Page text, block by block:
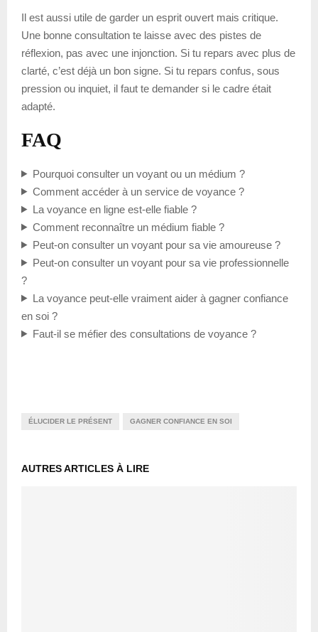
Il est aussi utile de garder un esprit ouvert mais critique.
Une bonne consultation te laisse avec des pistes de
réflexion, pas avec une injonction. Si tu repars avec plus de
clarté, c’est déjà un bon signe. Si tu repars confus, sous
pression ou inquiet, il faut te demander si le cadre était
adapté.
FAQ
Pourquoi consulter un voyant ou un médium ?
Comment accéder à un service de voyance ?
La voyance en ligne est-elle fiable ?
Comment reconnaître un médium fiable ?
Peut-on consulter un voyant pour sa vie amoureuse ?
Peut-on consulter un voyant pour sa vie professionnelle
?
La voyance peut-elle vraiment aider à gagner confiance
en soi ?
Faut-il se méfier des consultations de voyance ?
ÉLUCIDER LE PRÉSENT GAGNER CONFIANCE EN SOI
AUTRES ARTICLES À LIRE